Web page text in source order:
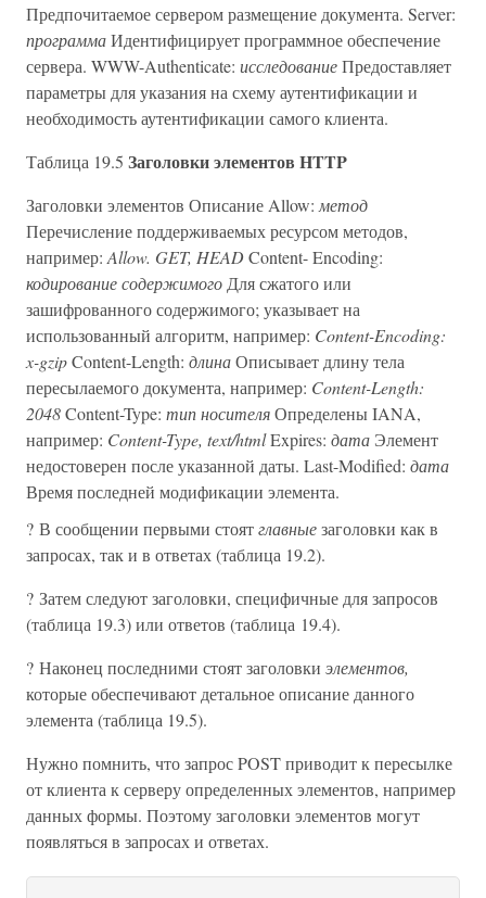
Предпочитаемое сервером размещение документа. Server:
программаИдентифицирует программное обеспечение
сервера. WWW-Authenticate: исследованиеПредоставляет
параметры для указания на схему аутентификации и
необходимость аутентификации самого клиента.
Таблица 19.5 Заголовки элементов HTTP
Заголовки элементов Описание Allow: метод
Перечисление поддерживаемых ресурсом методов,
например: Allow. GET, HEADContent- Encoding:
кодирование содержимого Для сжатого или
зашифрованного содержимого; указывает на
использованный алгоритм, например: Content-Encoding:
x-gzipContent-Length: длинаОписывает длину тела
пересылаемого документа, например: Content-Length:
2048Content-Type: тип носителяОпределены IANA,
например: Content-Type, text/htmlExpires: дата Элемент
недостоверен после указанной даты. Last-Modified: дата
Время последней модификации элемента.
? В сообщении первыми стоятглавныезаголовки как в
запросах, так и в ответах (таблица 19.2).
? Затем следуют заголовки, специфичные для запросов
(таблица 19.3) или ответов (таблица 19.4).
? Наконец последними стоят заголовки элементов,
которые обеспечивают детальное описание данного
элемента (таблица 19.5).
Нужно помнить, что запрос POST приводит к пересылке
от клиента к серверу определенных элементов, например
данных формы. Поэтому заголовки элементов могут
появляться в запросах и ответах.